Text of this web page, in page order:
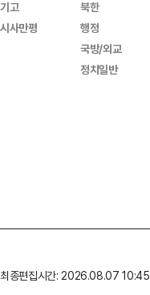
기고
시사만평
북한
행정
국방/외교
정치일반
최종편집시간: 2026.08.07 10:45